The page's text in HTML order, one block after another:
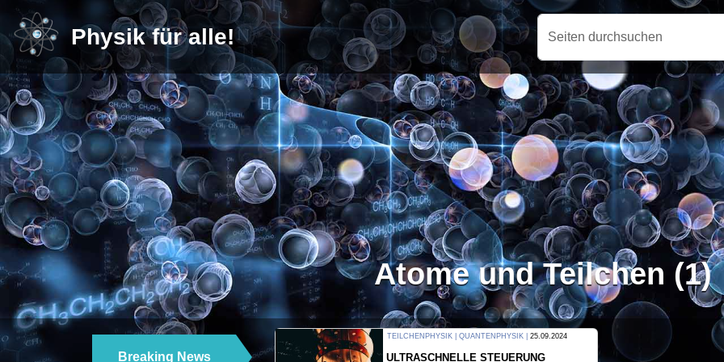
Physik für alle! Seiten durchsuchen
Atome und Teilchen (1)
Breaking News
THERMODYNAMIK | WELLENLEHRE |23.09.2024
FORSCHER ERZEUGEN